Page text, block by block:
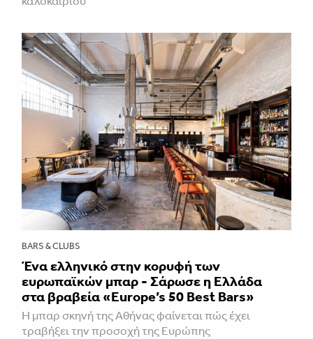
BARS & CLUBS
Ένα ελληνικό στην κορυφή των
ευρωπαϊκών μπαρ - Σάρωσε η Ελλάδα
στα βραβεία «Europe’s 50 Best Bars»
Η μπαρ σκηνή της Αθήνας φαίνεται πώς έχει
τραβήξει την προσοχή της Ευρώπης